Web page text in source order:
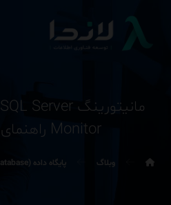
Monitor راهنمای جامع ۲۰۲۵
وبلاگ پایگاه داده (Database)